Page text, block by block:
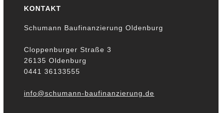
KONTAKT
Schumann Baufinanzierung Oldenburg
Cloppenburger Straße 3
26135 Oldenburg
0441 36133555
info@schumann-baufinanzierung.de